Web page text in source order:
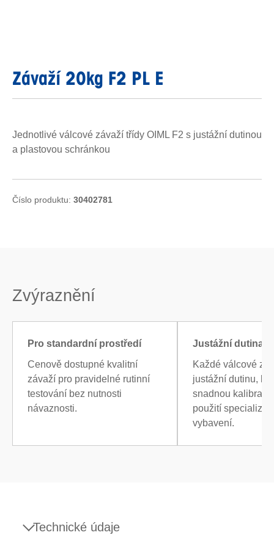
Závaží 20kg F2 PL E
Jednotlivé válcové závaží třídy OIML F2 s justážní dutinou
a plastovou schránkou
Číslo produktu: 30402781
Zvýraznění
Pro standardní prostředí
Cenově dostupné kvalitní
závaží pro pravidelné rutinní
testování bez nutnosti
návaznosti.
Justážní dutina
Každé válcové
justážní dutinu,
snadnou kalibraci
použití
vybavení.
Technické údaje